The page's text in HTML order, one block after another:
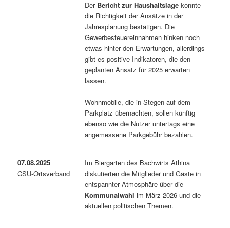
Der Bericht zur Haushaltslage konnte
die Richtigkeit der Ansätze in der
Jahresplanung bestätigen. Die
Gewerbesteuereinnahmen hinken noch
etwas hinter den Erwartungen, allerdings
gibt es positive Indikatoren, die den
geplanten Ansatz für 2025 erwarten
lassen.
Wohnmobile, die in Stegen auf dem
Parkplatz übernachten, sollen künftig
ebenso wie die Nutzer untertags eine
angemessene Parkgebühr bezahlen.
07.08.2025
CSU-Ortsverband
Im Biergarten des Bachwirts Athina
diskutierten die Mitglieder und Gäste in
entspannter Atmosphäre über die
Kommunalwahl im März 2026 und die
aktuellen politischen Themen.